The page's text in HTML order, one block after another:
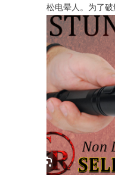
松电晕人。为了